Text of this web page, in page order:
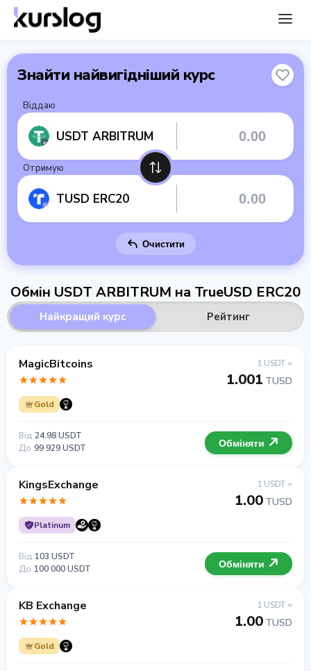
Знайти найвигідніший курс
Віддаю
USDT ARBITRUM
Отримую
TUSD ERC20
Очистити
Обмін USDT ARBITRUM на TrueUSD ERC20
Найкращий курс Рейтинг
MagicBitcoins
Gold
1 USDT =
1.001 TUSD
Від 24.98 USDT
До 99 929 USDT Обміняти
KingsExchange
Platinum
1 USDT =
1.00 TUSD
Від 103 USDT
До 100 000 USDT Обміняти
KB Exchange
Gold
1 USDT =
1.00 TUSD